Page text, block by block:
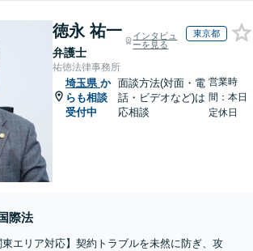
徳永 祐一
弁護士
インタビュ
ーを見る
東京都
祐徳法律事務所
埼玉県 か
らも相談
受付中
面談方法(対面・電
話・ビデオなど)は
応相談
営業時
間：本日
定休日
際法
東エリア対応】契約トラブルを未然に防ぎ、攻